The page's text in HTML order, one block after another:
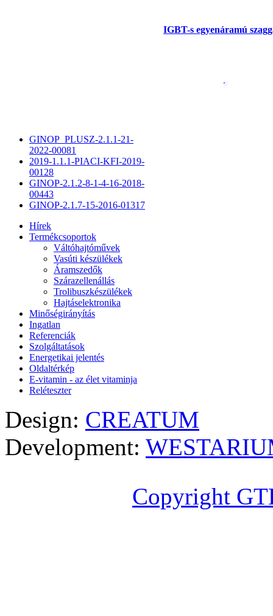
IGBT-s egyenáramú
GINOP_PLUSZ-2.1.1-21-
2022-00081
2019-1.1.1-PIACI-KFI-2019-
00128
GINOP-2.1.2-8-1-4-16-2018-
00443
GINOP-2.1.7-15-2016-01317
Hírek
Termékcsoportok
Váltóhajtóművek
Vasúti készülékek
Áramszedők
Szárazellenállás
Trolibuszkészülékek
Hajtáselektronika
Minőségirányítás
Ingatlan
Referenciák
Szolgáltatások
Energetikai jelentés
Oldaltérkép
E-vitamin - az élet vitaminja
Reléteszter
Design: CREATUM
Development:
Copyright